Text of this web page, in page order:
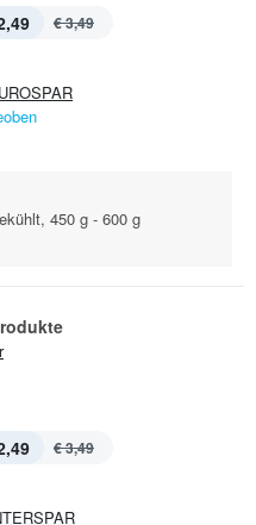
€ 3,49
450 g - 600 g
€ 3,49